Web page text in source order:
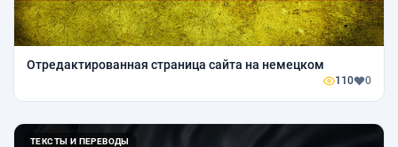
Отредактированная страница сайта на немецком
110 0
ТЕКСТЫ И ПЕРЕВОДЫ